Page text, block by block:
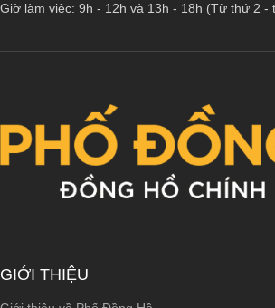
Giờ làm việc: 9h - 12h và 13h - 18h (Từ thứ 2 -
GIỚI THIỆU